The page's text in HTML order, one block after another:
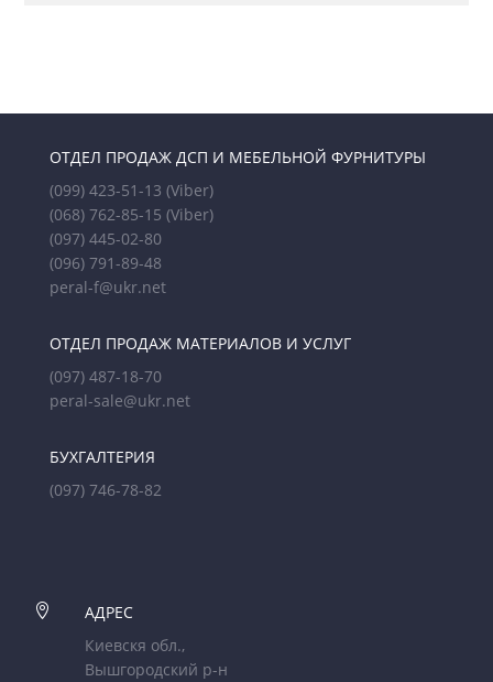
ОТДЕЛ ПРОДАЖ ДСП И МЕБЕЛЬНОЙ ФУРНИТУРЫ
(099) 423-51-13 (Viber)
(068) 762-85-15 (Viber)
(097) 445-02-80
(096) 791-89-48
peral-f@ukr.net
ОТДЕЛ ПРОДАЖ МАТЕРИАЛОВ И УСЛУГ
(097) 487-18-70
peral-sale@ukr.net
БУХГАЛТЕРИЯ
(097) 746-78-82

АДРЕС
Киевскя обл.,
Вышгородский р-н